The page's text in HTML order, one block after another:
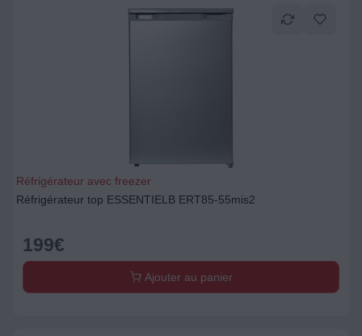
Réfrigérateur avec freezer
Réfrigérateur top ESSENTIELB ERT85-55mis2
199€
Ajouter au panier